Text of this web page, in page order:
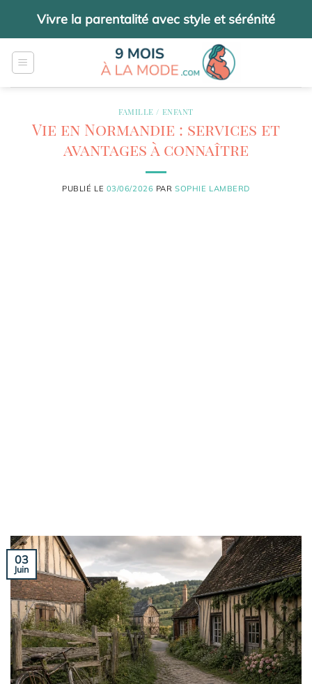
contenu
Vivre la parentalité avec style et sérénité
FAMILLE / ENFANT
Vie en Normandie : services et
avantages à connaître
PUBLIÉ LE 03/06/2026 PARSOPHIE LAMBERD
03
Juin